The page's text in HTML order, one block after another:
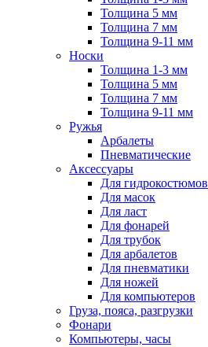
Толщина 5 мм
Толщина 7 мм
Толщина 9-11 мм
Носки
Толщина 1-3 мм
Толщина 5 мм
Толщина 7 мм
Толщина 9-11 мм
Ружья
Арбалеты
Пневматические
Аксессуары
Для гидрокостюмов
Для масок
Для ласт
Для фонарей
Для трубок
Для арбалетов
Для пневматики
Для ножей
Для компьютеров
Груза, пояса, разгрузки
Фонари
Компьютеры, часы